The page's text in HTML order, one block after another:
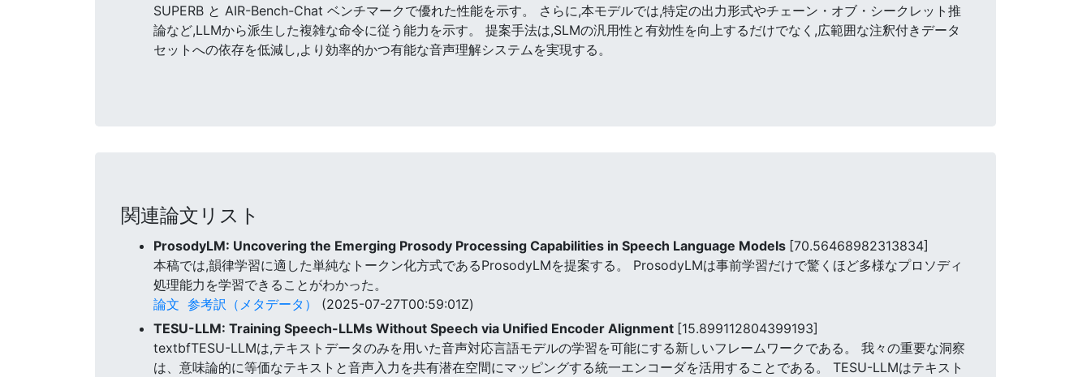
SUPERB と AIR-Bench-Chat ベンチマークで優れた性能を示す。 さらに,本モデルでは,特定の出力形式やチェーン・オブ・シークレット推
論など,LLMから派生した複雑な命令に従う能力を示す。 提案手法は,SLMの汎用性と有効性を向上するだけでなく,広範囲な注釈付きデータ
セットへの依存を低減し,より効率的かつ有能な音声理解システムを実現する。
関連論文リスト
ProsodyLM: Uncovering the Emerging Prosody Processing Capabilities in Speech Language Models [70.56468982313834]
本稿では,韻律学習に適した単純なトークン化方式であるProsodyLMを提案する。 ProsodyLMは事前学習だけで驚くほど多様なプロソディ
処理能力を学習できることがわかった。
論文 参考訳（メタデータ）
(2025-07-27T00:59:01Z)
TESU-LLM: Training Speech-LLMs Without Speech via Unified Encoder Alignment [15.899112804399193]
textbfTESU-LLMは,テキストデータのみを用いた音声対応言語モデルの学習を可能にする新しいフレームワークである。 我々の重要な洞察
は、意味論的に等価なテキストと音声入力を共有潜在空間にマッピングする統一エンコーダを活用することである。 TESU-LLMはテキスト